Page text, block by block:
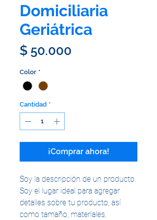
Domiciliaria
Geriátrica
$ 50.000
Color *
Cantidad *
¡Comprar ahora!
Soy la descripción de un producto.
Soy el lugar ideal para agregar
detalles sobre tu producto, así
como tamaño, materiales,